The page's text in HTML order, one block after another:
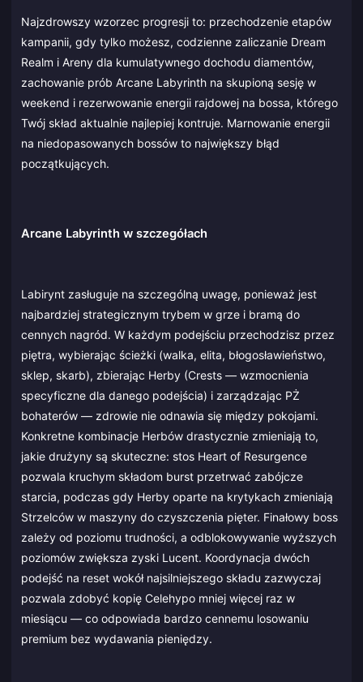
Najzdrowszy wzorzec progresji to: przechodzenie etapów
kampanii, gdy tylko możesz, codzienne zaliczanie Dream
Realm i Areny dla kumulatywnego dochodu diamentów,
zachowanie prób Arcane Labyrinth na skupioną sesję w
weekend i rezerwowanie energii rajdowej na bossa, którego
Twój skład aktualnie najlepiej kontruje. Marnowanie energii
na niedopasowanych bossów to największy błąd
początkujących.
Arcane Labyrinth w szczegółach
Labirynt zasługuje na szczególną uwagę, ponieważ jest
najbardziej strategicznym trybem w grze i bramą do
cennych nagród. W każdym podejściu przechodzisz przez
piętra, wybierając ścieżki (walka, elita, błogosławieństwo,
sklep, skarb), zbierając Herby (Crests — wzmocnienia
specyficzne dla danego podejścia) i zarządzając PŻ
bohaterów — zdrowie nie odnawia się między pokojami.
Konkretne kombinacje Herbów drastycznie zmieniają to,
jakie drużyny są skuteczne: stos Heart of Resurgence
pozwala kruchym składom burst przetrwać zabójcze
starcia, podczas gdy Herby oparte na krytykach zmieniają
Strzelców w maszyny do czyszczenia pięter. Finałowy boss
zależy od poziomu trudności, a odblokowywanie wyższych
poziomów zwiększa zyski Lucent. Koordynacja dwóch
podejść na reset wokół najsilniejszego składu zazwyczaj
pozwala zdobyć kopię Celehypo mniej więcej raz w
miesiącu — co odpowiada bardzo cennemu losowaniu
premium bez wydawania pieniędzy.